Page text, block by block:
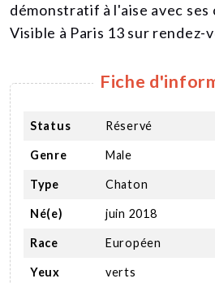
démonstratif à l'aise avec ses
Visible à Paris 13 sur rendez-
Fiche
Status Réservé
Genre Male
Type Chaton
Né(e) juin 2018
Race Européen
Yeux verts